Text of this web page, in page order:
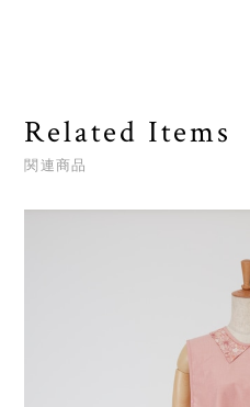
Related Items
関連商品